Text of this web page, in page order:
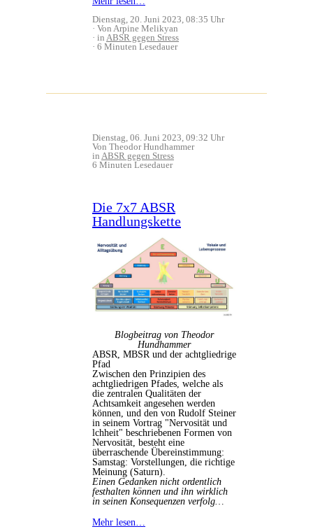
Dienstag, 20. Juni 2023, 08:35 Uhr
Von Arpine Melikyan
in ABSR gegen Stress
6 Minuten Lesedauer
Dienstag, 06. Juni 2023, 09:32 Uhr
Von Theodor Hundhammer
in ABSR gegen Stress
6 Minuten Lesedauer
Die 7x7 ABSR
Handlungskette
Blogbeitrag von Theodor
Hundhammer
ABSR, MBSR und der achtgliedrige
Pfad
Zwischen den Prinzipien des
achtgliedrigen Pfades, welche als
die zentralen Qualitäten der
Achtsamkeit angesehen werden
können, und den von Rudolf Steiner
in seinem Vortrag "Nervosität und
lchheit" beschriebenen Formen von
Nervosität, besteht eine
überraschende Übereinstimmung:
Samstag: Vorstellungen, die richtige
Meinung (Saturn).
Einen Gedanken nicht ordentlich
festhalten können und ihn wirklich
in seinen Konsequenzen verfolg…
Mehr lesen…